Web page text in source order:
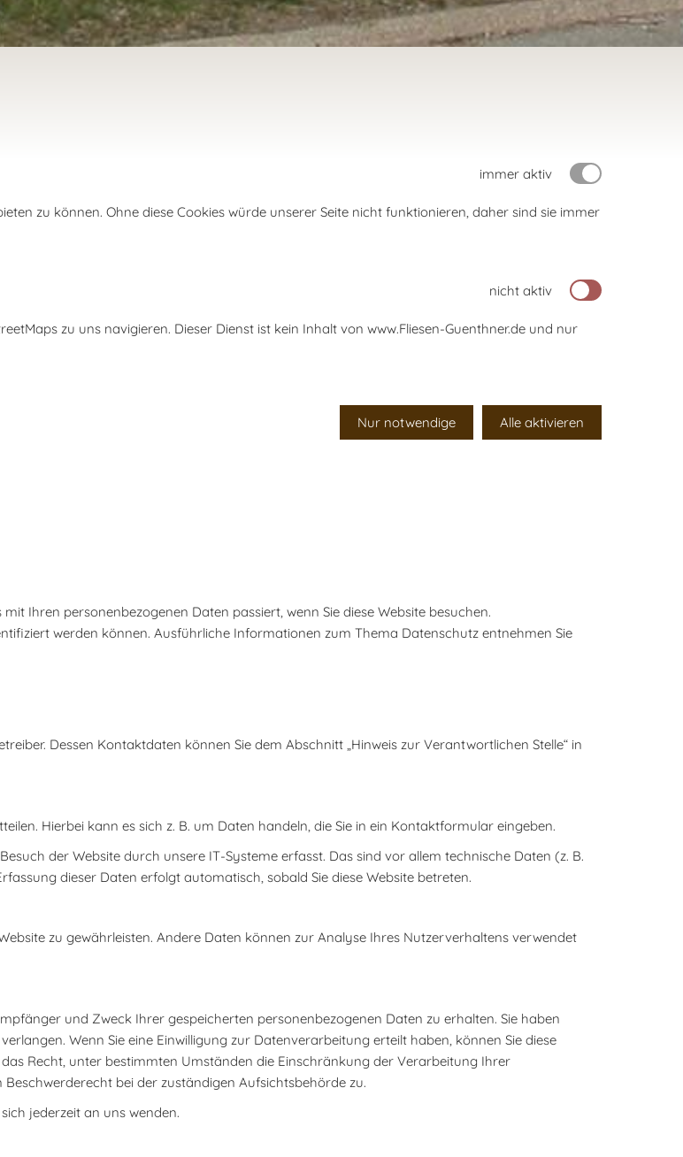
immer aktiv
zu können. Ohne diese Cookies würde unserer Seite nicht funktionieren, daher sind sie immer
nicht aktiv
zu uns navigieren. Dieser Dienst ist kein Inhalt von www.Fliesen-Guenthner.de und nur
Nur notwendige Alle aktivieren
Ihren personenbezogenen Daten passiert, wenn Sie diese Website besuchen.
werden können. Ausführliche Informationen zum Thema Datenschutz entnehmen Sie
Dessen Kontaktdaten können Sie dem Abschnitt „Hinweis zur Verantwortlichen Stelle“ in
Hierbei kann es sich z. B. um Daten handeln, die Sie in ein Kontaktformular eingeben.
der Website durch unsere IT-Systeme erfasst. Das sind vor allem technische Daten (z. B.
dieser Daten erfolgt automatisch, sobald Sie diese Website betreten.
zu gewährleisten. Andere Daten können zur Analyse Ihres Nutzerverhaltens verwendet
und Zweck Ihrer gespeicherten personenbezogenen Daten zu erhalten. Sie haben
Wenn Sie eine Einwilligung zur Datenverarbeitung erteilt haben, können Sie diese
Recht, unter bestimmten Umständen die Einschränkung der Verarbeitung Ihrer
bei der zuständigen Aufsichtsbehörde zu.
jederzeit an uns wenden.